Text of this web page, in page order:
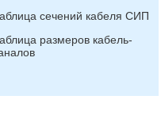
сечений кабеля СИП
размеров кабель-